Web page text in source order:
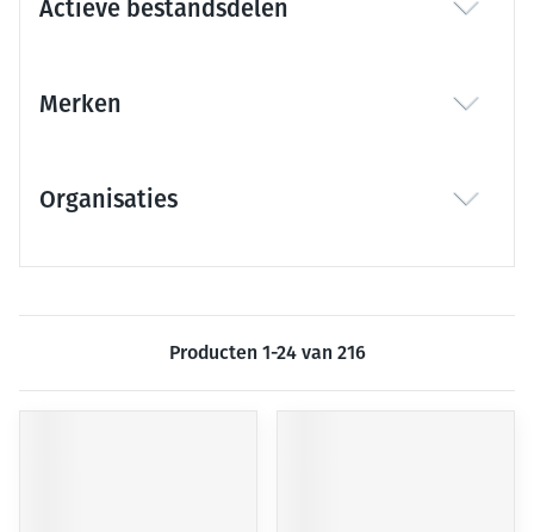
Actieve bestandsdelen
Merken
Organisaties
Producten 1-24van 216